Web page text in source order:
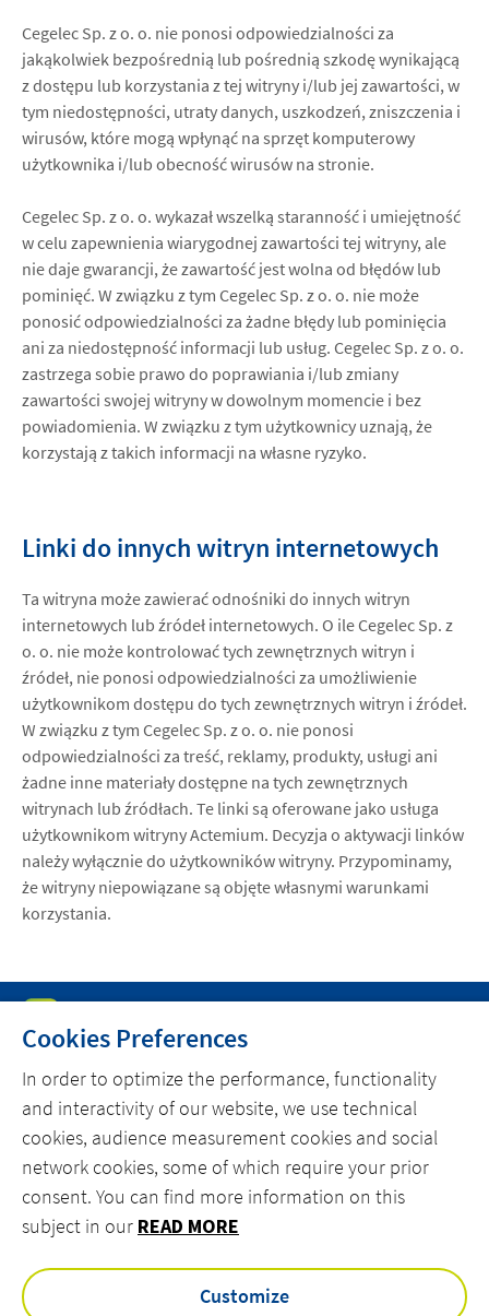
Cegelec Sp. z o. o. nie ponosi odpowiedzialności za
jakąkolwiek bezpośrednią lub pośrednią szkodę wynikającą
z dostępu lub korzystania z tej witryny i/lub jej zawartości, w
tym niedostępności, utraty danych, uszkodzeń, zniszczenia i
wirusów, które mogą wpłynąć na sprzęt komputerowy
użytkownika i/lub obecność wirusów na stronie.
Cegelec Sp. z o. o. wykazał wszelką staranność i umiejętność
w celu zapewnienia wiarygodnej zawartości tej witryny, ale
nie daje gwarancji, że zawartość jest wolna od błędów lub
pominięć. W związku z tym Cegelec Sp. z o. o. nie może
ponosić odpowiedzialności za żadne błędy lub pominięcia
ani za niedostępność informacji lub usług. Cegelec Sp. z o. o.
zastrzega sobie prawo do poprawiania i/lub zmiany
zawartości swojej witryny w dowolnym momencie i bez
powiadomienia. W związku z tym użytkownicy uznają, że
korzystają z takich informacji na własne ryzyko.
Linki do innych witryn internetowych
Ta witryna może zawierać odnośniki do innych witryn
internetowych lub źródeł internetowych. O ile Cegelec Sp. z
o. o. nie może kontrolować tych zewnętrznych witryn i
źródeł, nie ponosi odpowiedzialności za umożliwienie
użytkownikom dostępu do tych zewnętrznych witryn i źródeł.
W związku z tym Cegelec Sp. z o. o. nie ponosi
odpowiedzialności za treść, reklamy, produkty, usługi ani
żadne inne materiały dostępne na tych zewnętrznych
witrynach lub źródłach. Te linki są oferowane jako usługa
użytkownikom witryny Actemium. Decyzja o aktywacji linków
należy wyłącznie do użytkowników witryny. Przypominamy,
że witryny niepowiązane są objęte własnymi warunkami
korzystania.
MENU
RYNKI
OFERTA
ACTEMIUM.COM
facebookyoutubelinkedin
Cookies Preferences
In order to optimize the performance, functionality
and interactivity of our website, we use technical
cookies, audience measurement cookies and social
network cookies, some of which require your prior
consent. You can find more information on this
subject in our READ MORE
Customize